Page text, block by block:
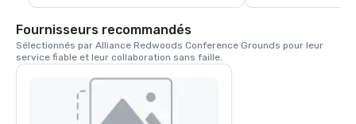
pâtes, du bœuf, du
de la ville. L'Union
Fournisseurs recommandés
Sélectionnés par Alliance Redwoods Conference Grounds pour leur
service fiable et leur collaboration sans faille.